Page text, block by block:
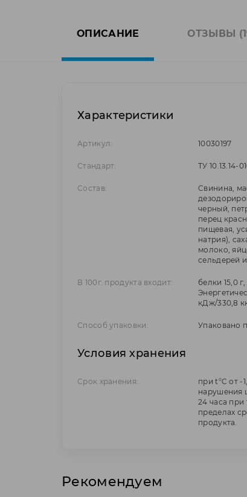
ОПИСАНИЕ ОТЗЫВЫ
Характеристики
Артикул: 10030197
Стандарт: ТУ 10.13.14-
Состав:
Cвинина,
черный,
перец
пищевая,
натрия),
молоко,
сельдерей
В 100г. продукта входит:
белки 15,0
кДж/330,8
Способ упаковки: Упаковано
Условия хранения
Срок хранения:
при t°C от -
нарушения
24 часа при
пределах
продукта.
Рекомендуем